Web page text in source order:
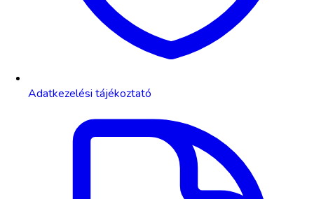
Adatkezelési tájékoztató